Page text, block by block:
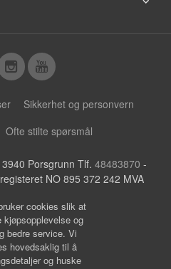
Sikkerhet og personvern
Ofte stilte spørsmål
Porsgrunn Tlf. 48483870 -
NO 895 372 242 MVA
cookies slik at
kjøpsopplevelse og
bedre service. Vi
hovedsaklig til å
og huske